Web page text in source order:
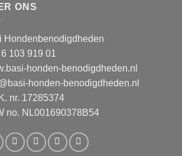
ONS
Hondenbenodigdheden
103 919 01
honden-benodigdheden.nl
honden-benodigdheden.nl
nr. 17285374
no. NL001690378B54